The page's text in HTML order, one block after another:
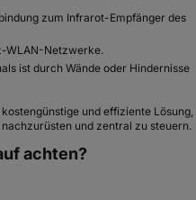
zum Infrarot-Empfänger des
WLAN-Netzwerke.
ist durch Wände oder Hindernisse
und effiziente Lösung,
und zentral zu steuern.
achten?